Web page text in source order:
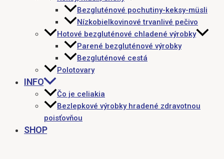
Bezgluténové pochutiny-keksy-müsli
Nízkobielkovinové trvanlivé pečivo
Hotové bezgluténové chladené výrobky
Parené bezgluténové výrobky
Bezgluténové cestá
Polotovary
INFO
Čo je celiakia
Bezlepkové výrobky hradené zdravotnou
poisťovňou
SHOP